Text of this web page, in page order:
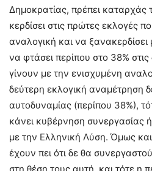
Δημοκρατίας, πρέπει
κερδίσει στις πρώτες εκλογές
αναλογική και να
να φτάσει περίπου στο 38%
γίνουν με την ενισχυμένη
δεύτερη εκλογική αναμέτρηση
αυτοδυναμίας (περίπου 38%),
κάνει κυβέρνηση συνεργασίας
με την Ελληνική Λύση. Όμως
έχουν πει ότι δε θα